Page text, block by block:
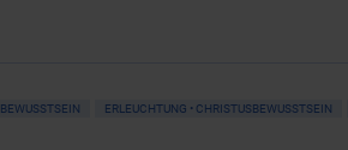
BEWUSSTSEIN ERLEUCHTUNG • CHRISTUSBEWUSSTSEIN